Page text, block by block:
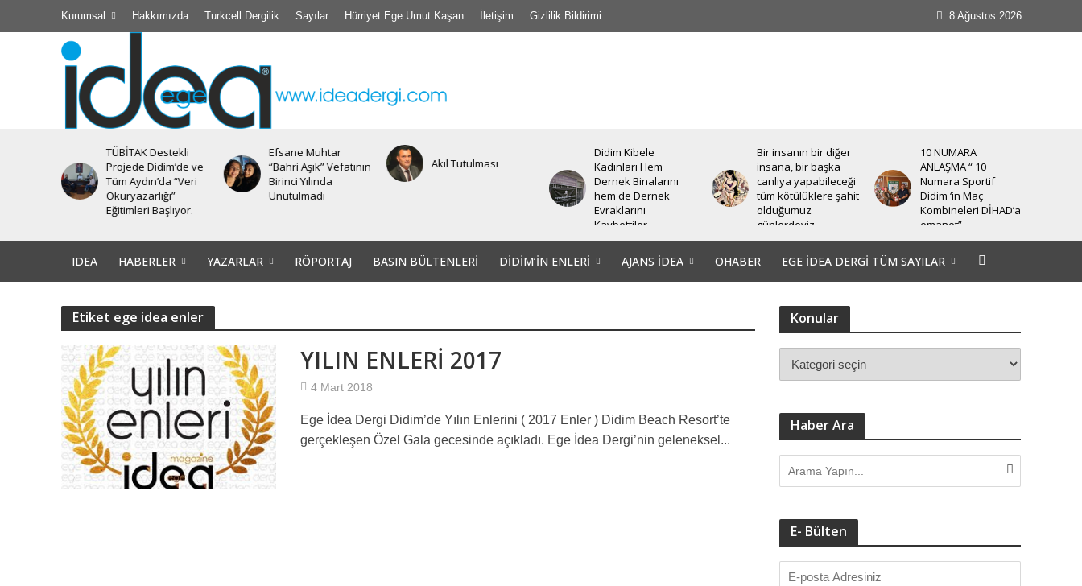
Kurumsal Hakkımızda Turkcell Dergilik Sayılar Hürriyet Ege Umut Kaşan İletişim Gizlilik Bildirimi 8 Ağustos 2026
TÜBİTAK Destekli
Projede Didim’de ve
Tüm Aydın’da “Veri
Okuryazarlığı”
Eğitimleri Başlıyor.
Efsane Muhtar
“Bahri Aşık” Vefatının
Birinci Yılında
Unutulmadı
Akıl Tutulması
Didim Kibele
Kadınları Hem
Dernek Binalarını
hem de Dernek
Evraklarını
Kaybettiler.
Bir insanın bir diğer
insana, bir başka
canlıya yapabileceği
tüm kötülüklere şahit
olduğumuz
günlerdeyiz.
10 NUMARA
ANLAŞMA “ 10
Numara Sportif
Didim ‘in Maç
Kombineleri DİHAD’a
emanet”
IDEA HABERLER YAZARLAR RÖPORTAJ BASIN BÜLTENLERI DIDIM’IN ENLERI AJANS İDEA OHABER EGE İDEA DERGI TÜM SAYILAR
Etiket ege idea enler
YILIN ENLERİ 2017
4 Mart 2018
Ege İdea Dergi Didim’de Yılın Enlerini ( 2017 Enler ) Didim Beach Resort’te
gerçekleşen Özel Gala gecesinde açıkladı. Ege İdea Dergi’nin geleneksel...
Konular
Haber Ara
E- Bülten